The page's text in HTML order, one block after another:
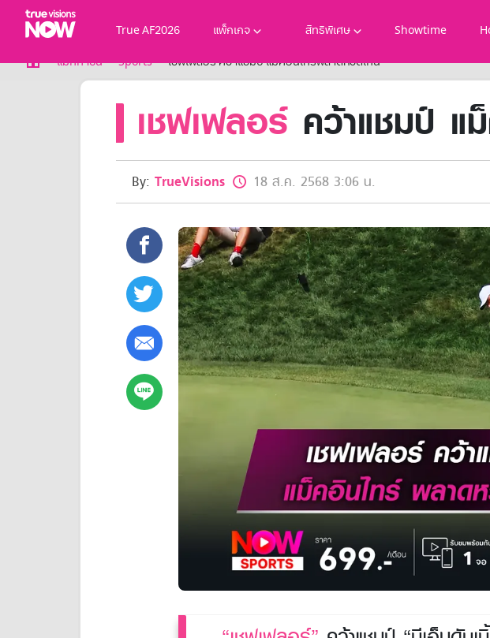
True AF2026 แพ็กเกจ สิทธิพิเศษ Showtime
True AF2026
แพ็กเกจ
NOW BUNDLES
NOW Muay Thai
แพ็กเกจทรูวิชันส์นาวทั้งหมด
สิทธิพิเศษลูกค้าทรูวิชั่นส์
แพ็กเกจสำหรับผู้ประกอบการ
หาร้านร่วมรายการ
แม็กกาซีน Sports เชฟเฟลอร์ คว้าแชมป์ แม็คอินไทร์พลาดหวดเกิน
เชฟเฟลอร์ คว้าแชมป์ แ
By: TrueVisions 18 ส.ค. 2568 3:06 น.